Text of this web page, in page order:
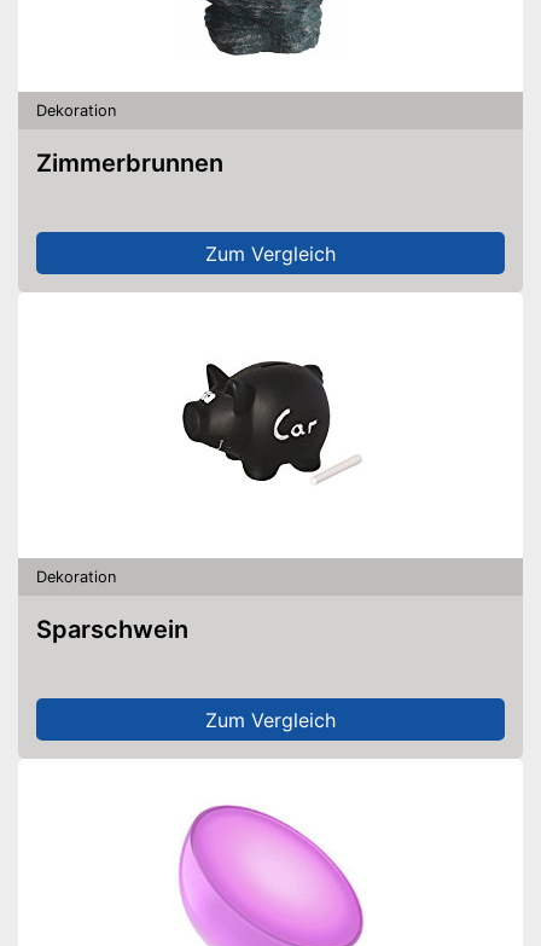
Dekoration
Zimmerbrunnen
Zum Vergleich
Dekoration
Sparschwein
Zum Vergleich